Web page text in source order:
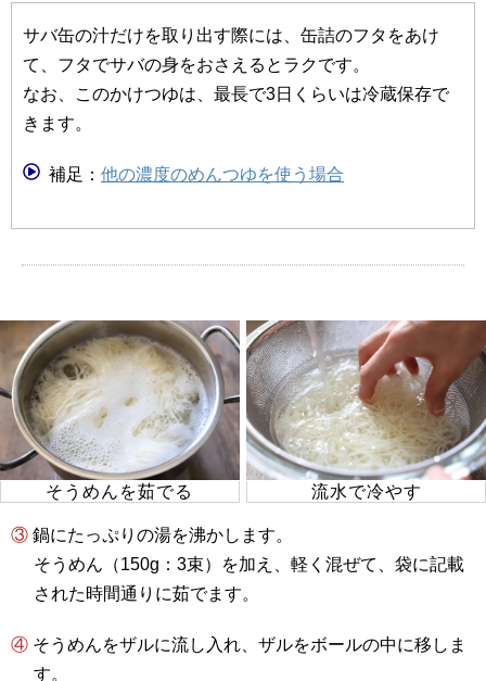
サバ缶の汁だけを取り出す際には、缶詰のフタをあけ
て、フタでサバの身をおさえるとラクです。
なお、このかけつゆは、最長で3日くらいは冷蔵保存で
きます。
補足： 他の濃度のめんつゆを使う場合
そうめんを茹でる 流水で冷やす
③ 鍋にたっぷりの湯を沸かします。
そうめん（150g：3束）を加え、軽く混ぜて、袋に記載
された時間通りに茹でます。
④ そうめんをザルに流し入れ、ザルをボールの中に移しま
す。